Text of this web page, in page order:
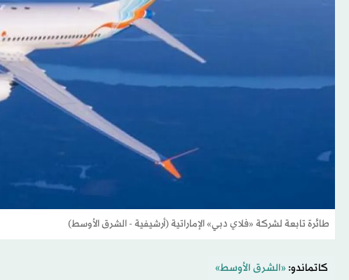
طائرة تابعة لشركة «فلاي دبي» الإماراتية (أرشيفية - الشرق الأوسط)
كاتماندو: «الشرق الأوسط»